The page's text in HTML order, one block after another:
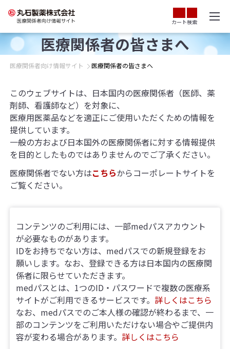
カート検索
医療関係者の皆さまへ
医療関係者向け情報サイト 医療関係者の皆さまへ
このウェブサイトは、日本国内の医療関係者（医師、薬
剤師、看護師など）を対象に、
医療用医薬品などを適正にご使用いただくための情報を
提供しています。
一般の方および日本国外の医療関係者に対する情報提供
を目的としたものではありませんのでご了承ください。
医療関係者でない方はこちらからコーポレートサイトを
ご覧ください。
コンテンツのご利用には、一部medパスアカウント
が必要なものがあります。
IDをお持ちでない方は、medパスでの新規登録をお
願いします。なお、登録できる方は日本国内の医療関
係者に限らせていただきます。
medパスとは、1つのID・パスワードで複数の医療系
サイトがご利用できるサービスです。 詳しくはこちら
なお、medパスでのご本人様の確認が終わるまで、一
部のコンテンツをご利用いただけない場合やご提供内
容が変わる場合があります。 詳しくはこちら